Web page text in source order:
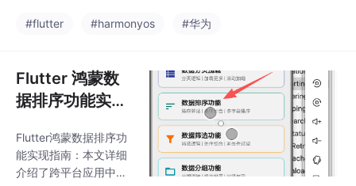
显示详细统计信息 支持
重点包括： 核心架构设
多条件组合筛选逻辑 支
持文本搜索、分类选
择、范围筛选等多种方
实时过滤功能 分类选择
标签组件 价格范围滑块
控件 折扣商品开关筛选
#flutter #harmonyos #华为
Flutter 鸿蒙数
据排序功能实
条件组合
Flutter鸿蒙数据排序功
能实现指南：本文详细
介绍了跨平台应用中数